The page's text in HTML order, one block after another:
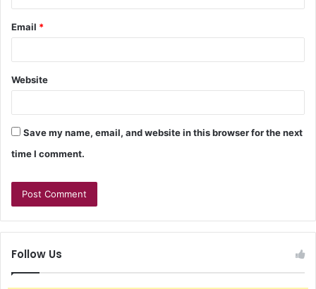
Email *
Website
Save my name, email, and website in this browser for the next
time I comment.
Follow Us